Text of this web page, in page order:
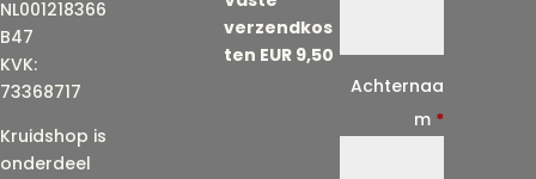
NL001218366
B47
KVK:
73368717
Kruidshop is
onderdeel
verzendkos
ten EUR 9,50
Achternaa
m *